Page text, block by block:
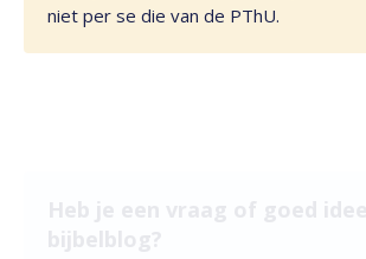
niet per se die van de PThU.